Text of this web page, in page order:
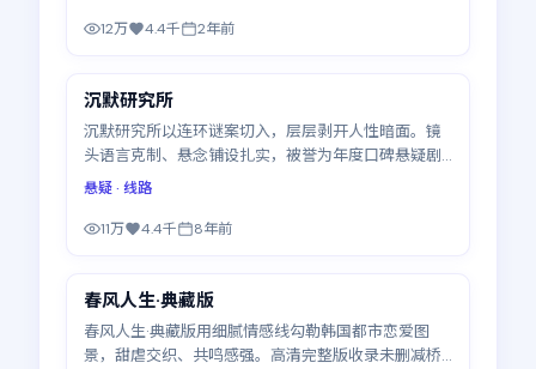
12万 4.4千 2年前
热门
沉默研究所
沉默研究所以连环谜案切入，层层剥开人性暗面。镜
头语言克制、悬念铺设扎实，被誉为年度口碑悬疑剧
之一。支持免费观看完整版高清电视剧，更新至20集
悬疑· 线路
11万 4.4千 8年前
热门
春风人生·典藏版
春风人生·典藏版用细腻情感线勾勒韩国都市恋爱图
景，甜虐交织、共鸣感强。高清完整版收录未删减桥